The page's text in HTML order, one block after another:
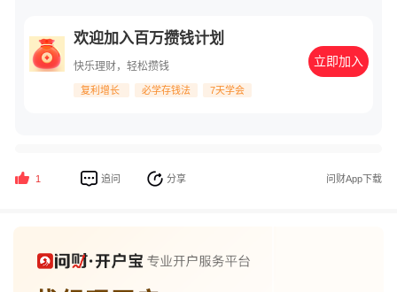
欢迎加入百万攒钱计划
快乐理财，轻松攒钱
复利增长 必学存钱法 7天学会
立即加入
1 追问 分享 问财App下载